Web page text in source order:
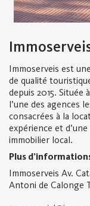
Immoserveis est
de qualité
depuis 2015.
l’une des agences
consacrées à la
expérience et
immobilier local.
Plus
Immoserveis Av.
Antoni de Calonge